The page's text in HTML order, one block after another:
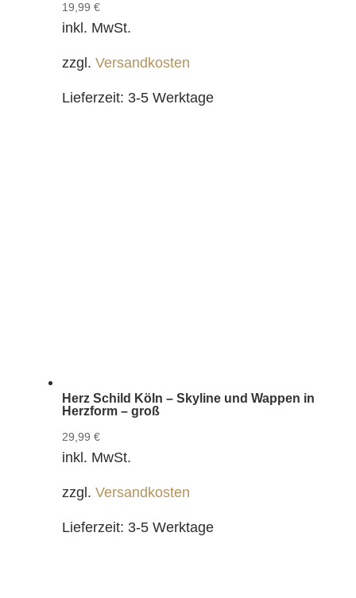
19,99 €
inkl. MwSt.
zzgl. Versandkosten
Lieferzeit: 3-5 Werktage
Herz Schild Köln – Skyline und Wappen in
Herzform – groß
29,99 €
inkl. MwSt.
zzgl. Versandkosten
Lieferzeit: 3-5 Werktage